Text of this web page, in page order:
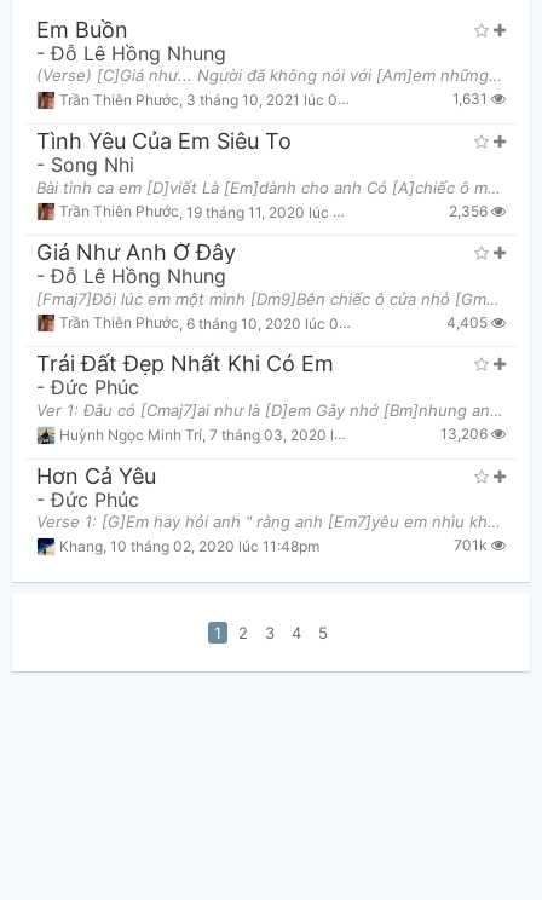
Em Buồn
-Đỗ Lê Hồng Nhung
(Verse) [C]Giá như... Người đã không nói với [Am]em những điều [F]Khiến tim này trót đôi lần hóa
Trần Thiên Phước, 3 tháng 10, 2021 lúc 03:59am 1,631
Tình Yêu Của Em Siêu To
- Song Nhi
Bài tình ca em [D]viết Là [Em]dành cho anh Có [A]chiếc ô màu xanh Và hai [D]ta ngồi cạnh C
Trần Thiên Phước 19 tháng 11, 2020 lúc 05:34pm 2,356
Giá Như Anh Ở Đây
-Đỗ Lê Hồng Nhung
[Fmaj7]Đôi lúc em một mình [Dm9]Bên chiếc ô cửa nhỏ [Gm7]Trái tim lặng thinh Ướt đôi hàng mi [Bb
Trần Thiên Phước 6 tháng 10, 2020 lúc 01:28am 4,405
Trái Đất Đẹp Nhất Khi Có Em
-Đức Phúc
Ver 1: Đâu có [Cmaj7]ai như là [D]em Gây nhớ [Bm]nhung anh hằng [Em]đêm Thiệt [Am7]hại hàng giờ m
Huỳnh Ngọc Minh Trí 7 tháng 03, 2020 lúc 07:58pm 13,206
Hơn Cả Yêu
-Đức Phúc
Verse 1: [G]Em hay hỏi anh " rằng anh [Em7]yêu em nhìu không?" Anh không [C]biết phải nói thế nào
Khang 10 tháng 02, 2020 lúc 11:48pm 701k
1 2 3 4 5